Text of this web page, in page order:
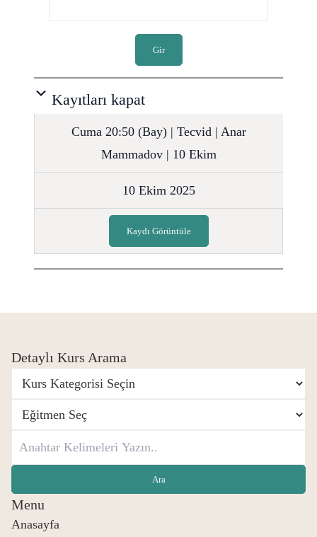
Gir
Kayıtları kapat
Cuma 20:50 (Bay) | Tecvid | Anar
Mammadov | 10 Ekim
10 Ekim 2025
Kaydı Görüntüle
Detaylı Kurs Arama
Menu
Anasayfa